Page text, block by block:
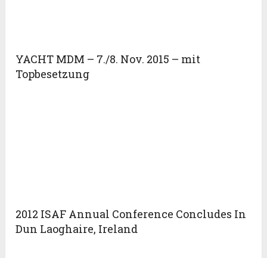
YACHT MDM – 7./8. Nov. 2015 – mit
Topbesetzung
2012 ISAF Annual Conference Concludes In
Dun Laoghaire, Ireland